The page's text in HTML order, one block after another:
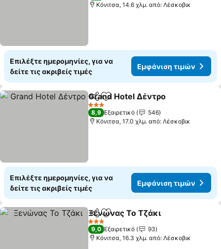
Κόνιτσα, 14.6 χλμ. από: Λέσκοβικ
Επιλέξτε ημερομηνίες, για να
δείτε τις ακριβείς τιμές
Εμφάνιση τιμών
Κοινοποίηση
Προσθήκη στα αγαπημένα
Grand Hotel Δέντρο
3 Αστέρια
8,9 Εξαιρετικό
546
Κόνιτσα, 17.0 χλμ. από: Λέσκοβικ
Επιλέξτε ημερομηνίες, για να
δείτε τις ακριβείς τιμές
Εμφάνιση τιμών
Κοινοποίηση
Προσθήκη στα αγαπημένα
Ξενώνας Το Τζάκι
3 Αστέρια
9,0 Εξαιρετικό
93
Κόνιτσα, 16.3 χλμ. από: Λέσκοβικ